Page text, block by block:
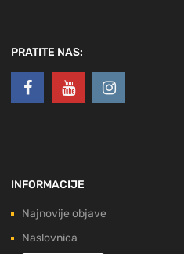
PRATITE NAS:
INFORMACIJE
Najnovije objave
Naslovnica